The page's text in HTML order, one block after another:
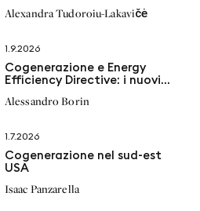
Alexandra Tudoroiu-Lakavičė
1.9.2026
Cogenerazione e Energy
Efficiency Directive: i nuovi
Italcogen
Alessandro Borin
1.7.2026
Cogenerazione nel sud-est
USA
Isaac Panzarella